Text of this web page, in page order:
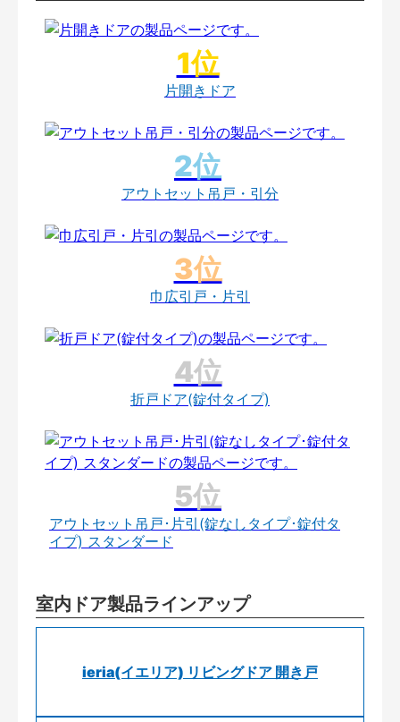
片開きドア
アウトセット吊戸・引分
巾広引戸・片引
折戸ドア(錠付タイプ)
アウトセット吊戸･片引(錠なしタイプ･錠付タ
イプ) スタンダード
室内ドア製品ラインアップ
ieria(イエリア) リビングドア 開き戸